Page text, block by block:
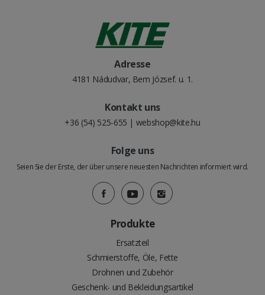
Adresse
4181 Nádudvar, Bem József. u. 1.
Kontakt uns
+36 (54) 525-655 | webshop@kite.hu
Folge uns
Seien Sie der Erste, der über unsere neuesten Nachrichten informiert wird.
Produkte
Ersatzteil
Schmierstoffe, Öle, Fette
Drohnen und Zubehör
Geschenk- und Bekleidungsartikel